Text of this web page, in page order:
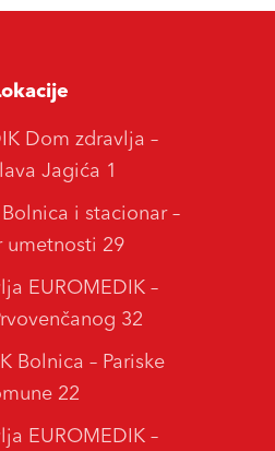
Dom zdravlja –
Jagića 1
Bolnica i stacionar –
umetnosti 29
EUROMEDIK –
32
Bolnica – Pariske
22
EUROMEDIK –